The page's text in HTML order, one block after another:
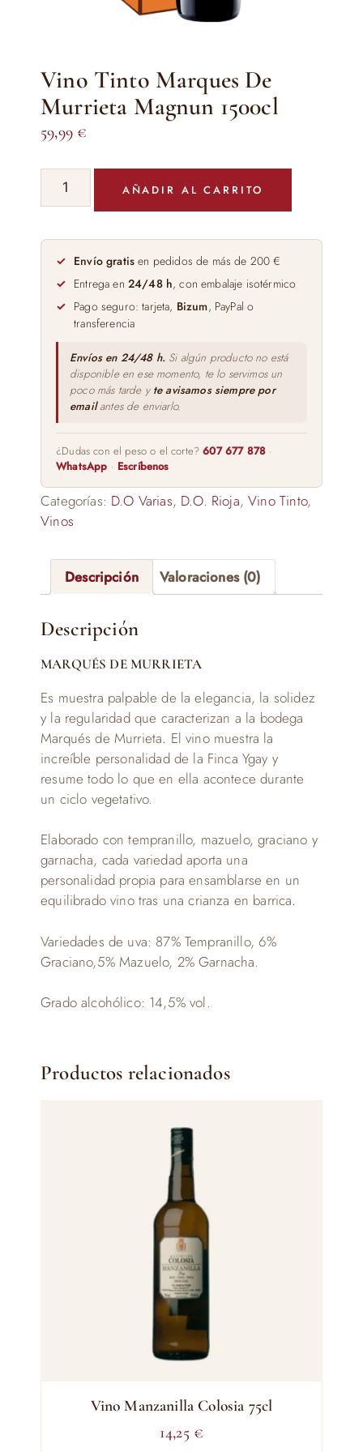
Vino Tinto Marques De
Murrieta Magnun 1500cl
59,99 €
Vino
Tinto
De
Murrieta
Magnun
1500cl
cantidad
AÑADIR AL CARRITO
Envío gratis en pedidos de más de 200 €
Entrega en 24/48 h, con embalaje isotérmico
Pago seguro: tarjeta, Bizum, PayPal o
transferencia
Envíos en 24/48 h. Si algún producto no está
disponible en ese momento, te lo servimos un
poco más tarde y te avisamos siempre por
emailantes de enviarlo.
¿Dudas con el peso o el corte?607 677 878 ·
WhatsApp · Escríbenos
Categorías: D.O Varias, D.O. Rioja,Vino Tinto,
Vinos
Descripción Valoraciones (0)
Descripción
MARQUÉS DE MURRIETA
Es muestra palpable de la elegancia, la solidez
y la regularidad que caracterizan a la bodega
Marqués de Murrieta. El vino muestra la
increíble personalidad de la Finca Ygay y
resume todo lo que en ella acontece durante
un ciclo vegetativo.
Elaborado con tempranillo, mazuelo, graciano y
garnacha, cada variedad aporta una
personalidad propia para ensamblarse en un
equilibrado vino tras una crianza en barrica.
Variedades de uva: 87% Tempranillo, 6%
Graciano,5% Mazuelo, 2% Garnacha.
Grado alcohólico: 14,5% vol.
Productos relacionados
Vino Manzanilla Colosia 75cl
14,25 €